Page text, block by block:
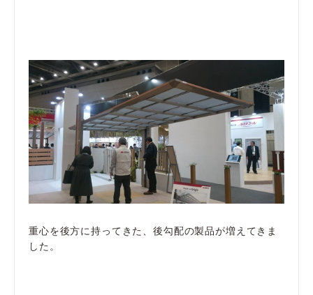
重心を後方に持ってきた、後勾配の製品が増えてきま
した。